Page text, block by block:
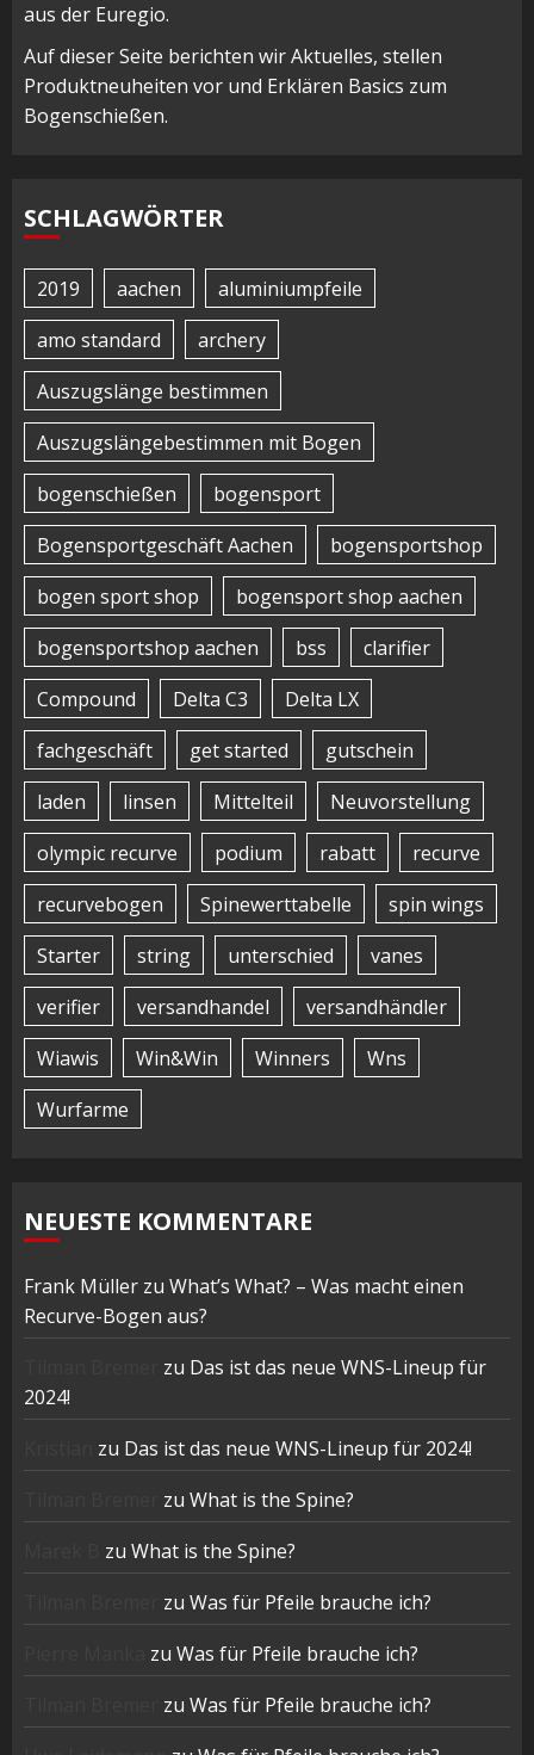
aus der Euregio.
Auf dieser Seite berichten wir Aktuelles, stellen
Produktneuheiten vor und Erklären Basics zum
Bogenschießen.
SCHLAGWÖRTER
2019 aachen
aluminiumpfeile
amo standard
archery
Auszugslänge bestimmen
Auszugslängebestimmen mit Bogen
bogenschießen
bogensport
Bogensportgeschäft Aachen
bogensportshop
bogen sport shop
bogensport shop aachen
bogensportshop aachen
bss
clarifier
Compound
Delta C3
Delta LX
fachgeschäft
get started
gutschein
laden
linsen Mittelteil
Neuvorstellung
olympic recurve
podium rabatt
recurve
recurvebogen
Spinewerttabelle
spin wings
Starter
string unterschied
vanes
verifier
versandhandel
versandhändler
Wiawis
Win&Win Winners
Wns
Wurfarme
NEUESTE KOMMENTARE
Frank Müller zu What’s What? – Was macht einen
Recurve-Bogen aus?
zu Das ist das neue WNS-Lineup für
2024!
zu Das ist das neue WNS-Lineup für 2024!
zu What is the Spine?
zu What is the Spine?
zu Was für Pfeile brauche ich?
zu Was für Pfeile brauche ich?
zu Was für Pfeile brauche ich?